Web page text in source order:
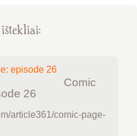
Comic
26
article361/comic-page-